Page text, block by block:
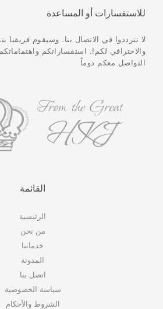
للاستفسارات أو المساعدة
لا تترددوا في الاتصال بنا. وسيقوم فريقنا
والاحترافي لكم!. استفساراتكم واهتماماتكم
التواصل معكم دوماً
القائمة
الرئيسية
من نحن
خدماتنا
المدونة
اتصل بنا
سياسة الخصوصية
الشروط والأحكام